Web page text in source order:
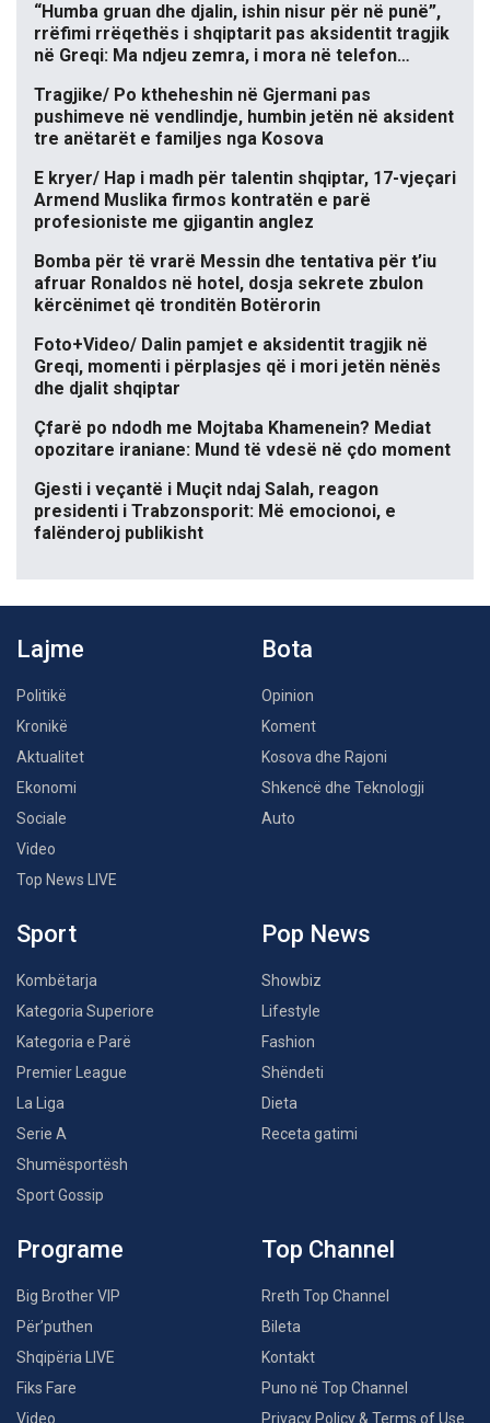
“Humba gruan dhe djalin, ishin nisur për në punë”,
rrëfimi rrëqethës i shqiptarit pas aksidentit tragjik
në Greqi: Ma ndjeu zemra, i mora në telefon…
Tragjike/ Po ktheheshin në Gjermani pas
pushimeve në vendlindje, humbin jetën në aksident
tre anëtarët e familjes nga Kosova
E kryer/ Hap i madh për talentin shqiptar, 17-vjeçari
Armend Muslika firmos kontratën e parë
profesioniste me gjigantin anglez
Bomba për të vrarë Messin dhe tentativa për t’iu
afruar Ronaldos në hotel, dosja sekrete zbulon
kërcënimet që tronditën Botërorin
Foto+Video/ Dalin pamjet e aksidentit tragjik në
Greqi, momenti i përplasjes që i mori jetën nënës
dhe djalit shqiptar
Çfarë po ndodh me Mojtaba Khamenein? Mediat
opozitare iraniane: Mund të vdesë në çdo moment
Gjesti i veçantë i Muçit ndaj Salah, reagon
presidenti i Trabzonsporit: Më emocionoi, e
falënderoj publikisht
Lajme
Politikë
Kronikë
Aktualitet
Ekonomi
Sociale
Video
Top News LIVE
Bota
Opinion
Koment
Kosova dhe Rajoni
Shkencë dhe Teknologji
Auto
Sport
Kombëtarja
Kategoria Superiore
Kategoria e Parë
Premier League
La Liga
Serie A
Shumësportësh
Sport Gossip
Pop News
Showbiz
Lifestyle
Fashion
Shëndeti
Dieta
Receta gatimi
Programe
Big Brother VIP
Për’puthen
Shqipëria LIVE
Fiks Fare
Video
Top Channel
Rreth Top Channel
Bileta
Kontakt
Puno në Top Channel
Privacy Policy & Terms of Use